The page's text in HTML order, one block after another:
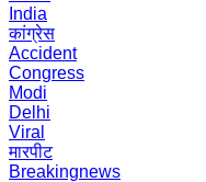
India
कांग्रेस
Accident
Congress
Modi
Delhi
Viral
मारपीट
Breakingnews